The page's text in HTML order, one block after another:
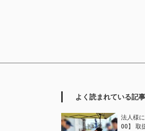
よく読まれている記事
法人様
00】 取